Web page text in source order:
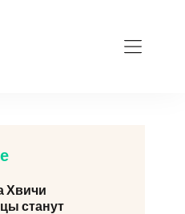
Хвичи
станут